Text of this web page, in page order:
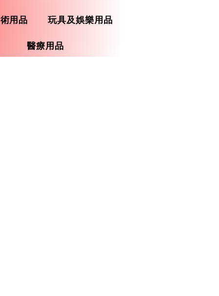
用品 玩具及娛樂用品
醫療用品